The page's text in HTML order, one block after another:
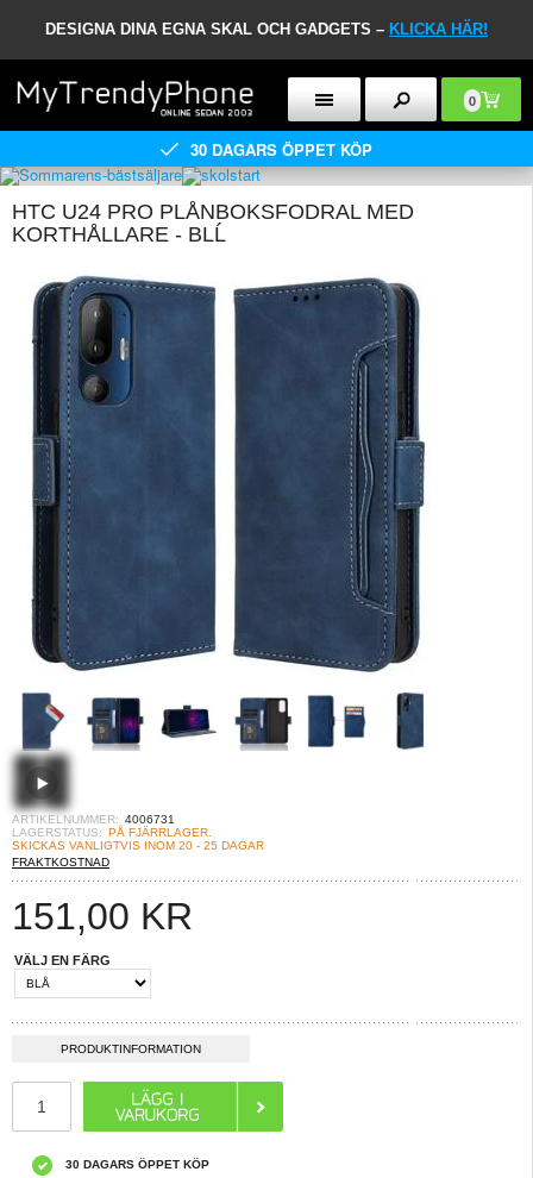
DESIGNA DINA EGNA SKAL OCH GADGETS – KLICKA HÄR!
0
30 DAGARS ÖPPET KÖP
HTC U24 PRO PLÅNBOKSFODRAL MED
KORTHÅLLARE - BLĹ
ARTIKELNUMMER: 4006731
LAGERSTATUS: PÅ FJÄRRLAGER.
SKICKAS VANLIGTVIS INOM 20 - 25 DAGAR
FRAKTKOSTNAD
151,00 KR
VÄLJ EN FÄRG
PRODUKTINFORMATION
30 DAGARS ÖPPET KÖP